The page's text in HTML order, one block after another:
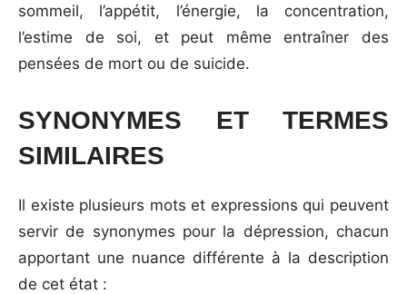
sommeil, l’appétit, l’énergie, la concentration,
l’estime de soi, et peut même entraîner des
pensées de mort ou de suicide.
SYNONYMES ET TERMES
SIMILAIRES
Il existe plusieurs mots et expressions qui peuvent
servir de synonymes pour la dépression, chacun
apportant une nuance différente à la description
de cet état :